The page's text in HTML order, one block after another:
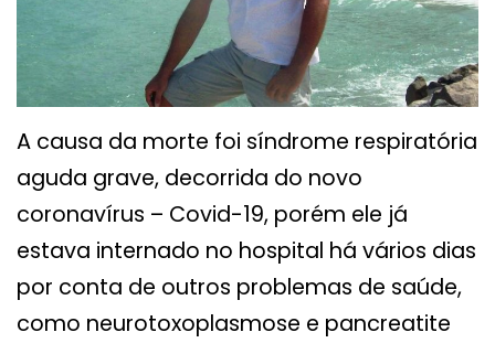
A causa da morte foi síndrome respiratória
aguda grave, decorrida do novo
coronavírus – Covid-19, porém ele já
estava internado no hospital há vários dias
por conta de outros problemas de saúde,
como neurotoxoplasmose e pancreatite